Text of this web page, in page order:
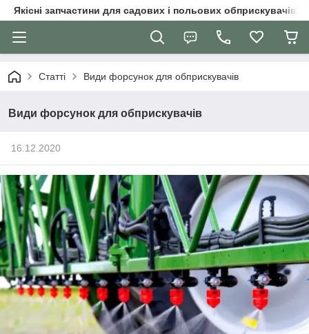
Якісні запчастини для садових і польових обприскувачів
Статті Види форсунок для обприскувачів
Види форсунок для обприскувачів
16.12.2020